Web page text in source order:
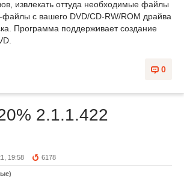
извлекать оттуда необходимые файлы
файлы с вашего DVD/CD-RW/ROM драйва
Программа поддерживает создание
0
2.1.1.422
19:58 6178